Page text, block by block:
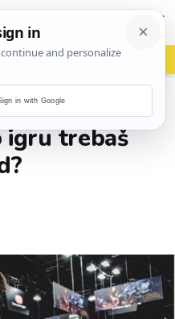
vrh! woot?!
igru trebaš
in with Google